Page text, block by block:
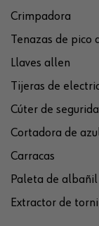
Crimpadora
Tenazas de pico
Llaves allen
Tijeras de
Cúter de
Cortadora de
Carracas
Paleta de albañil
Extractor de